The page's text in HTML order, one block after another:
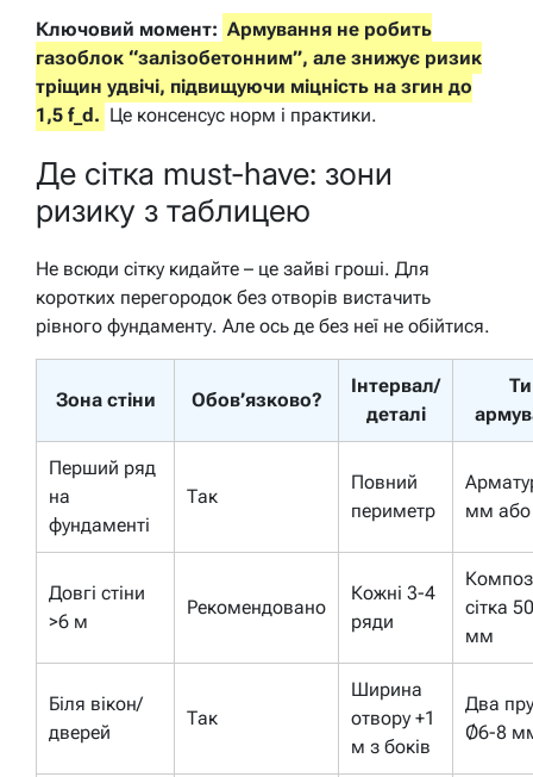
Ключовий момент: Армування не робить
газоблок “залізобетонним”, але знижує ризик
тріщин удвічі, підвищуючи міцність на згин до
1,5 f_d. Це консенсус норм і практики.
Де сітка must-have: зони
ризику з таблицею
Не всюди сітку кидайте – це зайві гроші. Для
коротких перегородок без отворів вистачить
рівного фундаменту. Але ось де без неї не обійтися.
Зона стіни Обов’язково?
Інтервал/
деталі
Перший ряд
на
фундаменті
Так
Повний
периметр
мм або
Довгі стіни
>6 м
Рекомендовано
Кожні 3-4
ряди
сітка
мм
Біля вікон/
дверей
Так
Ширина
отвору +1
м з боків
Два
Ø6-8